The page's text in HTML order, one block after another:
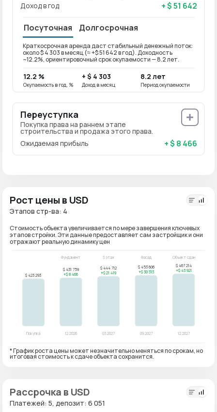
Доход в год
+ $ 51 642
Посуточная Долгосрочная
Краткосрочная аренда даст стабильный денежный поток:
около $ 4 303 в месяц (≈ +$ 51 642 в год). Доходность
~12.2%, ориентировочный срок окупаемости — 8.2 лет.
12.2 %
Окупаемость в год, %
+ $ 4 303
Доход в месяц
8.2 лет
Период окупаемости
Переуступка
Покупка права на раннем этапе
строительства и продажа этого права.
Ожидаемая прибыль
+ $ 8 466
Рост цены в USD
Этапов стр-ва: 4
Стоимость объекта увеличивается по мере завершения ключевых
этапов стройки. Эти данные предоставляет сам застройщик и они
отражают реальную динамику цен
* График роста цены может незначительно меняться по срокам, но
итоговая стоимость к сдаче объекта сохранится.
Рассрочка в USD
Платежей: 5, депозит: 6 051